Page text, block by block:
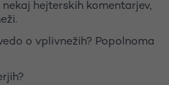
hejterskih komentarjev,
o vplivnežih? Popolnoma